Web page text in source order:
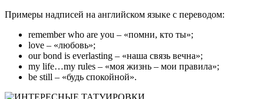
Примеры надписей на английском языке с переводом:
remember who are you – «помни, кто ты»;
love – «любовь»;
our bond is everlasting – «наша связь вечна»;
my life…my rules – «моя жизнь – мои правила»;
be still – «будь спокойной».